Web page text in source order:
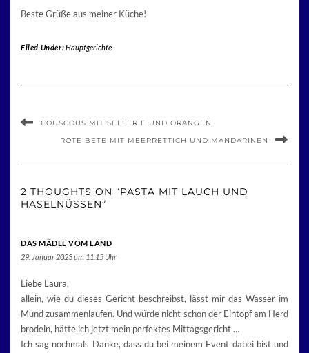
Beste Grüße aus meiner Küche!
Filed Under:Hauptgerichte
COUSCOUS MIT SELLERIE UND ORANGEN
ROTE BETE MIT MEERRETTICH UND MANDARINEN
2 THOUGHTS ON “PASTA MIT LAUCH UND
HASELNÜSSEN”
DAS MÄDEL VOM LAND
29. Januar 2023 um 11:15 Uhr
Liebe Laura,
allein, wie du dieses Gericht beschreibst, lässt mir das Wasser im
Mund zusammenlaufen. Und würde nicht schon der Eintopf am Herd
brodeln, hätte ich jetzt mein perfektes Mittagsgericht …
Ich sag nochmals Danke, dass du bei meinem Event dabei bist und